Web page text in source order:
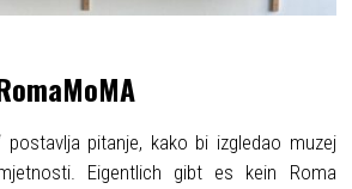
postavlja pitanje, kako bi izgledao muzej
Eigentlich gibt es kein Roma